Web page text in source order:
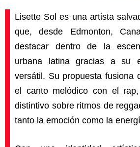
Lisette Sol es una artista
que, desde Edmonton,
destacar dentro de la
urbana latina gracias a su
versátil. Su propuesta fusiona
el canto melódico con el
distintivo sobre ritmos de
tanto la emoción como la